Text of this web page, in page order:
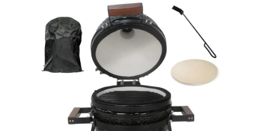
hviezdičiek.